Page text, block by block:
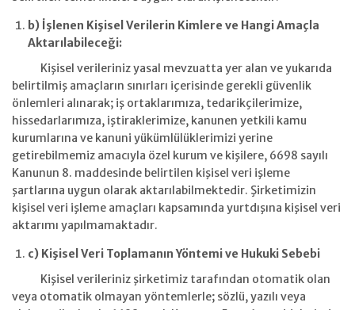
b) İşlenen Kişisel Verilerin Kimlere ve Hangi Amaçla
Aktarılabileceği:
Kişisel verileriniz yasal mevzuatta yer alan ve yukarıda
belirtilmiş amaçların sınırları içerisinde gerekli güvenlik
önlemleri alınarak; iş ortaklarımıza, tedarikçilerimize,
hissedarlarımıza, iştiraklerimize, kanunen yetkili kamu
kurumlarına ve kanuni yükümlülüklerimizi yerine
getirebilmemiz amacıyla özel kurum ve kişilere, 6698 sayılı
Kanunun 8. maddesinde belirtilen kişisel veri işleme
şartlarına uygun olarak aktarılabilmektedir. Şirketimizin
kişisel veri işleme amaçları kapsamında yurtdışına kişisel veri
aktarımı yapılmamaktadır.
c) Kişisel Veri Toplamanın Yöntemi ve Hukuki Sebebi
Kişisel verileriniz şirketimiz tarafından otomatik olan
veya otomatik olmayan yöntemlerle; sözlü, yazılı veya